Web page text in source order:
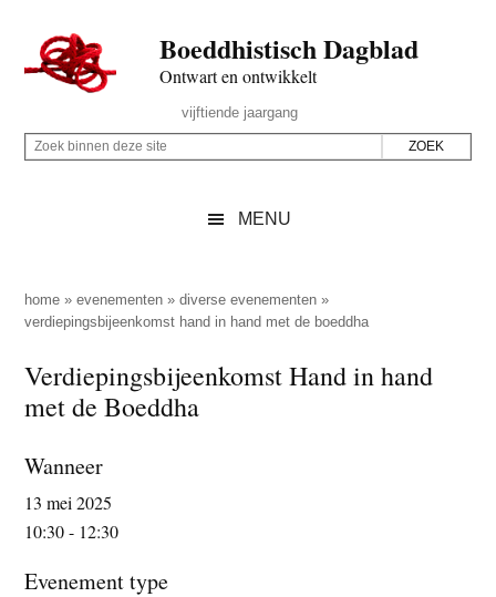
naar
de
inhoud
secondary
naar
de
sidebar
naar
de
Boeddhistisch Dagblad
Ontwart en ontwikkelt
Rechts
vijftiende jaargang
Z
p
d
e
z
e
s
i
t
e
Z
i
n
e
n
e
z
e
i
MENU
home »evenementen »diverse evenementen »
verdiepingsbijeenkomst hand in hand met de boeddha
Verdiepingsbijeenkomst Hand in hand
met de Boeddha
Wanneer
13 mei 2025
10:30 - 12:30
Evenement type